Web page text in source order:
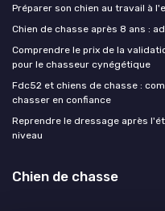
Préparer son chien au travail à
Chien de chasse après 8 ans :
Comprendre le prix de la
pour le chasseur cynégétique
Fdc52 et chiens de chasse :
chasser en confiance
Reprendre le dressage après
niveau
Chien de chasse